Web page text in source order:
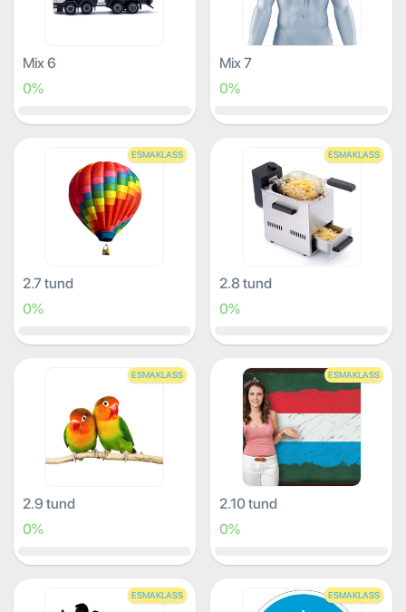
Mix 6
0%
Mix 7
0%
ESMAKLASS
2.7 tund
0%
ESMAKLASS
2.8 tund
0%
ESMAKLASS
2.9 tund
0%
ESMAKLASS
2.10 tund
0%
ESMAKLASS ESMAKLASS